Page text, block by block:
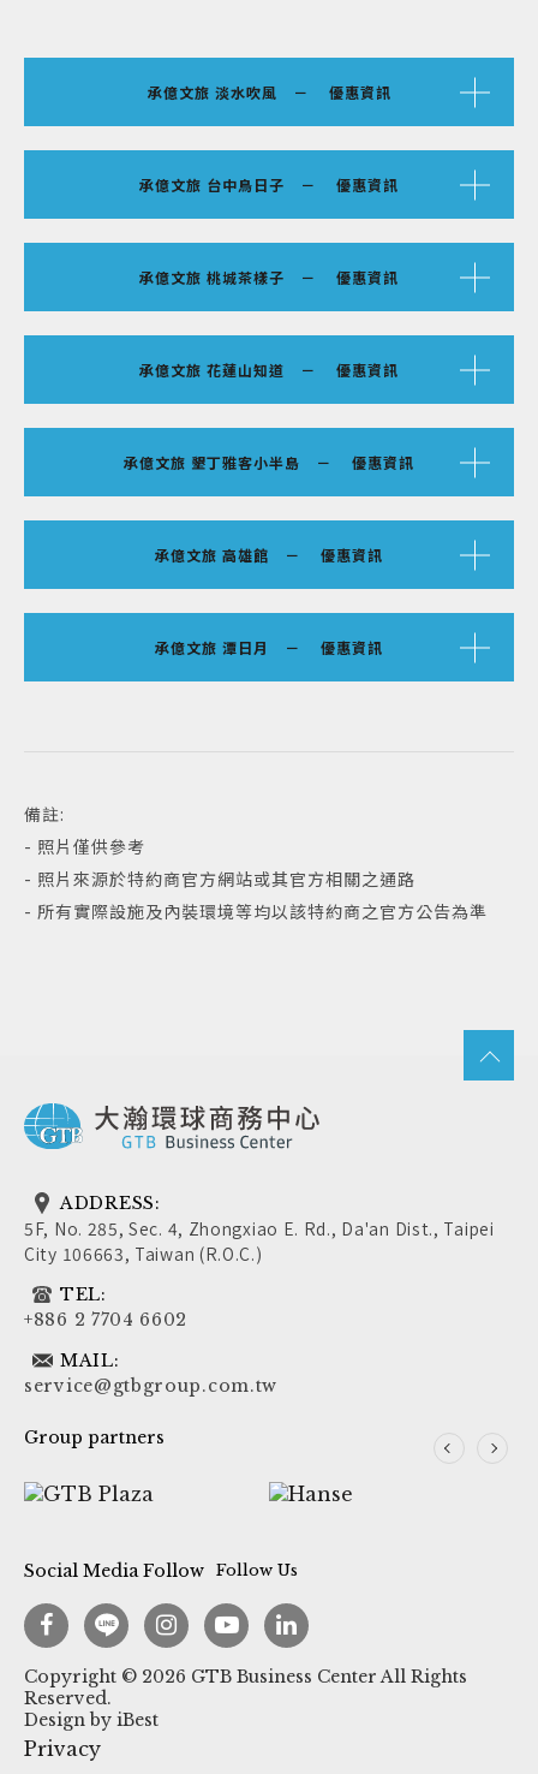
承億文旅 淡水吹風 － 優惠資訊
承億文旅 台中鳥日子 － 優惠資訊
承億文旅 桃城茶樣子 － 優惠資訊
承億文旅 花蓮山知道 － 優惠資訊
承億文旅 墾丁雅客小半島 － 優惠資訊
承億文旅 高雄館 － 優惠資訊
承億文旅 潭日月 － 優惠資訊
備註:
- 照片僅供參考
- 照片來源於特約商官方網站或其官方相關之通路
- 所有實際設施及內裝環境等均以該特約商之官方公告為準
ADDRESS:
5F, No. 285, Sec. 4, Zhongxiao E. Rd., Da'an Dist., Taipei
City 106663, Taiwan (R.O.C.)
TEL:
+886 2 7704 6602
MAIL:
service@gtbgroup.com.tw
Group partners
Social Media Follow Follow Us
Copyright © 2026 GTB Business Center All Rights
Reserved.
Design by iBest
Privacy